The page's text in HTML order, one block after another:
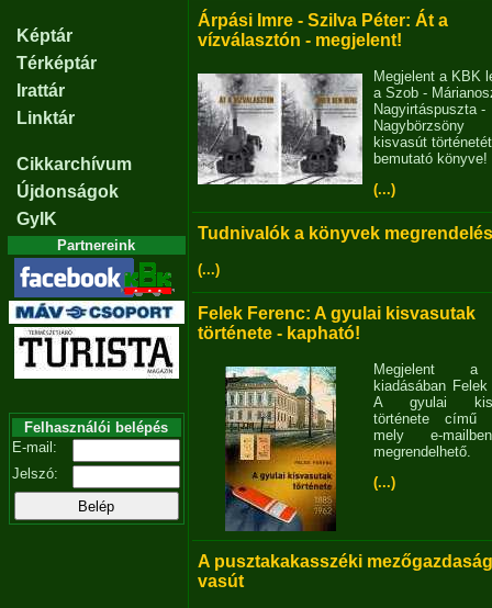
Képtár
Térképtár
Irattár
Linktár
Cikkarchívum
Újdonságok
GyIK
Partnereink
Felhasználói belépés
E-mail:
Jelszó:
Árpási Imre - Szilva Péter: Át a
vízválasztón - megjelent!
Megjelent a KBK
a Szob -
Nagyirtáspuszta -
Nagybörzsöny
kisvasút történetét
bemutató könyve!
(...)
Tudnivalók a könyvek
(...)
Felek Ferenc: A gyulai kisvasutak
története - kapható!
Megjelent
kiadásában
A gyulai
története című
mely e-
megrendelhető.
(...)
A pusztakakasszéki
vasút